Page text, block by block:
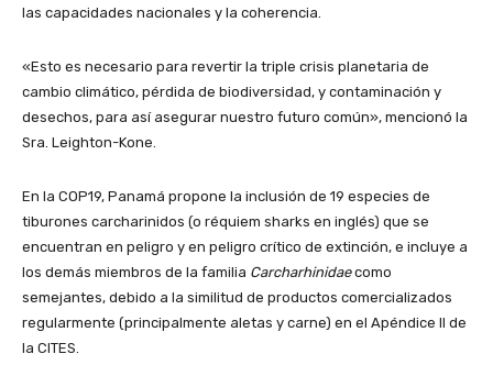
las capacidades nacionales y la coherencia.
«Esto es necesario para revertir la triple crisis planetaria de
cambio climático, pérdida de biodiversidad, y contaminación y
desechos, para así asegurar nuestro futuro común», mencionó la
Sra. Leighton-Kone.
En la COP19, Panamá propone la inclusión de 19 especies de
tiburones carcharinidos (o réquiem sharks en inglés) que se
encuentran en peligro y en peligro crítico de extinción, e incluye a
los demás miembros de la familia Carcharhinidaecomo
semejantes, debido a la similitud de productos comercializados
regularmente (principalmente aletas y carne) en el Apéndice II de
la CITES.